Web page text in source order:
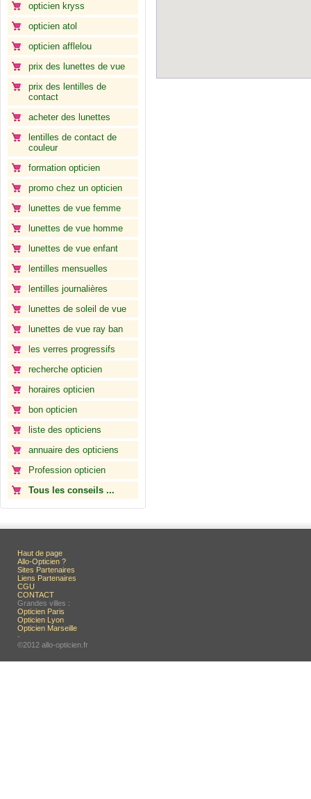
opticien kryss
opticien atol
opticien afflelou
prix des lunettes de vue
prix des lentilles de
contact
acheter des lunettes
lentilles de contact de
couleur
formation opticien
promo chez un opticien
lunettes de vue femme
lunettes de vue homme
lunettes de vue enfant
lentilles mensuelles
lentilles journalières
lunettes de soleil de vue
lunettes de vue ray ban
les verres progressifs
recherche opticien
horaires opticien
bon opticien
liste des opticiens
annuaire des opticiens
Profession opticien
Tous les conseils ...
Haut de page
Allo-Opticien ?
Sites Partenaires
Liens Partenaires
CGU
CONTACT
Grandes villes :
Opticien Paris
Opticien Lyon
Opticien Marseille
-
©2012 allo-opticien.fr